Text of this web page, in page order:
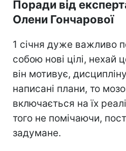
Поради від
Олени Гончарової
1 січня дуже важливо
собою нові цілі, нехай
він мотивує,
написані плани, то
включається на їх
того не помічаючи,
задумане.